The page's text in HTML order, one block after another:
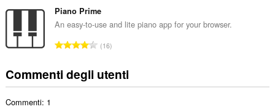
u
d
z
:
e
d
g
u
d
o
t
a
d
i
m
e
o
o
t
Piano Prime
An easy-to-use and lite piano app for your browser.
N
e
16
Commenti degli utenti
Commenti: 1